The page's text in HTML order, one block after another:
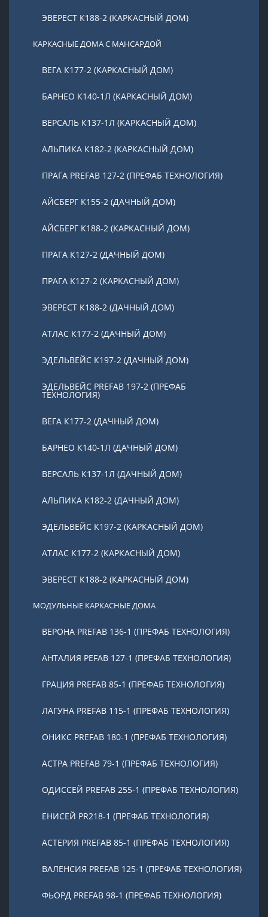
ЭВЕРЕСТ К188-2 (КАРКАСНЫЙ ДОМ)
КАРКАСНЫЕ ДОМА С МАНСАРДОЙ
ВЕГА К177-2 (КАРКАСНЫЙ ДОМ)
БАРНЕО К140-1Л (КАРКАСНЫЙ ДОМ)
ВЕРСАЛЬ К137-1Л (КАРКАСНЫЙ ДОМ)
АЛЬПИКА К182-2 (КАРКАСНЫЙ ДОМ)
ПРАГА PREFAB 127-2 (ПРЕФАБ ТЕХНОЛОГИЯ)
АЙСБЕРГ К155-2 (ДАЧНЫЙ ДОМ)
АЙСБЕРГ К188-2 (КАРКАСНЫЙ ДОМ)
ПРАГА К127-2 (ДАЧНЫЙ ДОМ)
ПРАГА К127-2 (КАРКАСНЫЙ ДОМ)
ЭВЕРЕСТ К188-2 (ДАЧНЫЙ ДОМ)
АТЛАС К177-2 (ДАЧНЫЙ ДОМ)
ЭДЕЛЬВЕЙС К197-2 (ДАЧНЫЙ ДОМ)
ЭДЕЛЬВЕЙС PREFAB 197-2 (ПРЕФАБ
ТЕХНОЛОГИЯ)
ВЕГА К177-2 (ДАЧНЫЙ ДОМ)
БАРНЕО К140-1Л (ДАЧНЫЙ ДОМ)
ВЕРСАЛЬ К137-1Л (ДАЧНЫЙ ДОМ)
АЛЬПИКА К182-2 (ДАЧНЫЙ ДОМ)
ЭДЕЛЬВЕЙС К197-2 (КАРКАСНЫЙ ДОМ)
АТЛАС К177-2 (КАРКАСНЫЙ ДОМ)
ЭВЕРЕСТ К188-2 (КАРКАСНЫЙ ДОМ)
МОДУЛЬНЫЕ КАРКАСНЫЕ ДОМА
ВЕРОНА PREFAB 136-1 (ПРЕФАБ ТЕХНОЛОГИЯ)
АНТАЛИЯ PEFAB 127-1 (ПРЕФАБ ТЕХНОЛОГИЯ)
ГРАЦИЯ PREFAB 85-1 (ПРЕФАБ ТЕХНОЛОГИЯ)
ЛАГУНА PREFAB 115-1 (ПРЕФАБ ТЕХНОЛОГИЯ)
ОНИКС PREFAB 180-1 (ПРЕФАБ ТЕХНОЛОГИЯ)
АСТРА PREFAB 79-1 (ПРЕФАБ ТЕХНОЛОГИЯ)
ОДИССЕЙ PREFAB 255-1 (ПРЕФАБ ТЕХНОЛОГИЯ)
ЕНИСЕЙ PR218-1 (ПРЕФАБ ТЕХНОЛОГИЯ)
АСТЕРИЯ PREFAB 85-1 (ПРЕФАБ ТЕХНОЛОГИЯ)
ВАЛЕНСИЯ PREFAB 125-1 (ПРЕФАБ ТЕХНОЛОГИЯ)
ФЬОРД PREFAB 98-1 (ПРЕФАБ ТЕХНОЛОГИЯ)